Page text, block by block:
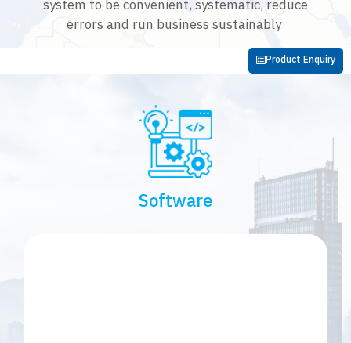
system to be convenient, systematic, reduce
errors and run business sustainably
Product Enquiry
Software